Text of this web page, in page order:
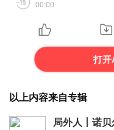
00:00
打开
以上内容来自专辑
局外人丨诺贝